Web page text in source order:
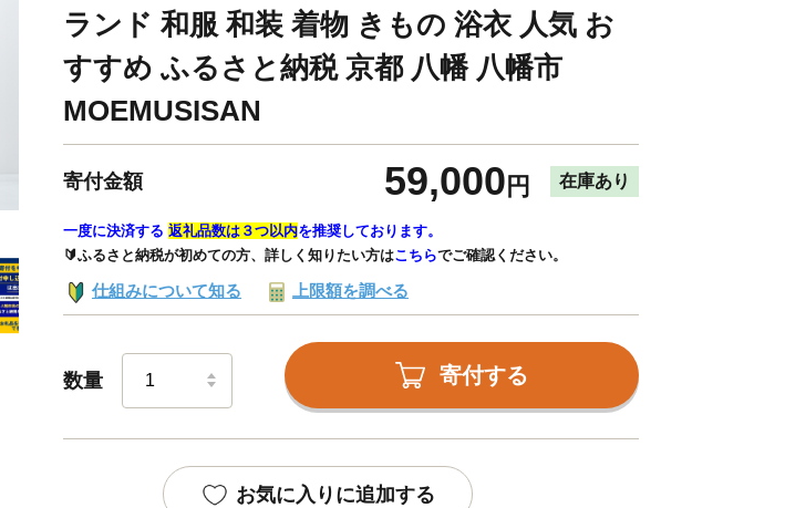
ランド 和服 和装 着物 きもの 浴衣 人気 お
すすめ ふるさと納税 京都 八幡 八幡市
MOEMUSISAN
寄付金額 59,000 円 在庫あり
一度に決済する 返礼品数は３つ以内を推奨しております。
🔰ふるさと納税が初めての方、詳しく知りたい方はこちらでご確認ください。
仕組みについて知る 上限額を調べる
数量 寄付する
お気に入りに追加する